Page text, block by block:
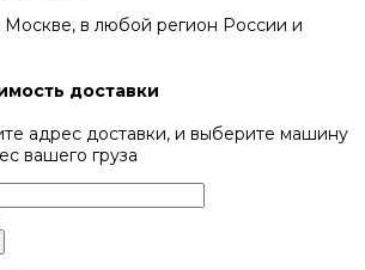
Москве, в любой регион России и
доставки
адрес доставки, и выберите машину
вашего груза